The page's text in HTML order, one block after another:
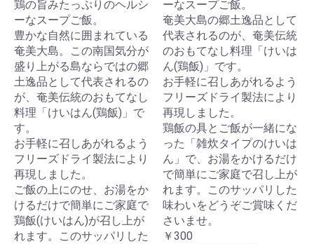
鶏の旨みたっぷりのヘルシ
ーなスープご飯。
豊かな自然に囲まれている
奄美大島。この南国気分が
盛り上がる島ならではの郷
土逸品として代表されるの
が、奄美伝統のおもてなし
料理「けいはん(鶏飯)」で
す。
お手軽に召しあがれるよう
フリーズドライ製法により
再現しました。
ご飯の上にのせ、お湯をか
けるだけで簡単にご家庭で
鶏飯(けいはん)が召し上が
れます。このサッパリした
ーなスープご飯。
奄美大島の郷土逸品として
代表されるのが、奄美伝統
のおもてなし料理「けいは
ん(鶏飯)」です。
お手軽に召しあがれるよう
フリーズドライ製法により
再現しました。
鶏飯の具とご飯が一緒にな
った「雑炊タイプのけいは
ん」で、お湯をかけるだけ
で簡単にご家庭で召し上が
れます。このサッパリした
味わいをどうぞご賞味くだ
さいませ。
￥300